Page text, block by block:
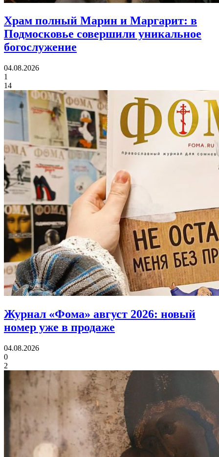
Храм полный Марин и Маргарит: в
Подмосковье совершили уникальное
богослужение
04.08.2026
1
14
Журнал «Фома» август 2026: новый
номер уже в продаже
04.08.2026
0
2